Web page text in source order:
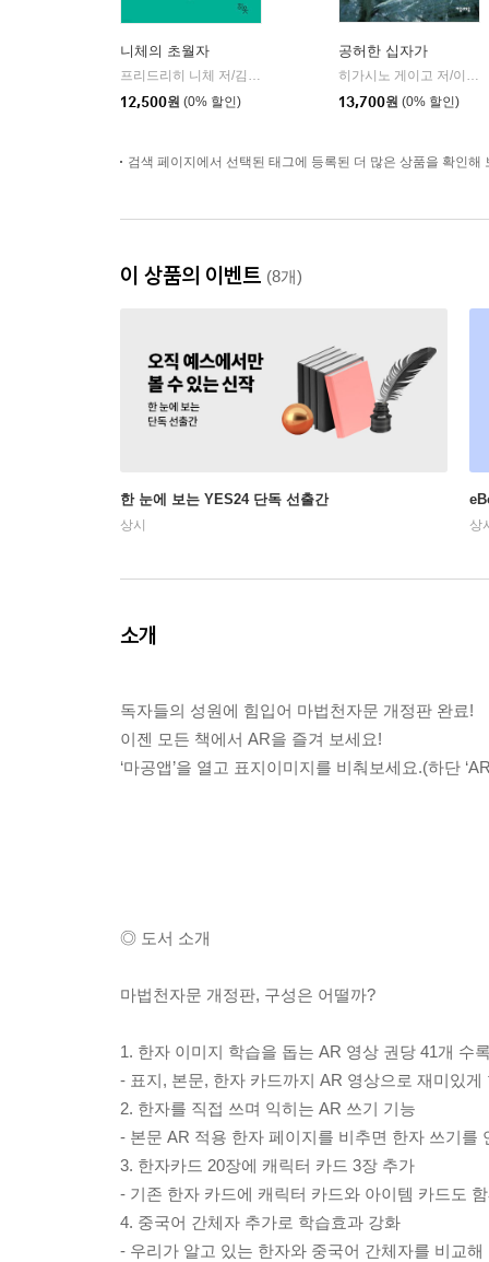
니체의 초월자
프리드리히 니체 저/김철 편역
12,500원 (0% 할인)
공허한 십자가
히가시노 게이고 저/이선희 역
13,700원 (0% 할인)
검색 페이지에서 선택된 태그에 등록된 더 많은 상품을 확인해
이 상품의 이벤트 (8개)
한 눈에 보는 YES24 단독 선출간
상시 상
소개
독자들의 성원에 힘입어 마법천자문 개정판 완료!
이젠 모든 책에서 AR을 즐겨 보세요!
‘마공앱’을 열고 표지이미지를 비춰보세요.(하단
◎ 도서 소개
마법천자문 개정판, 구성은 어떨까?
1. 한자 이미지 학습을 돕는 AR 영상 권당 41개 수
- 표지, 본문, 한자 카드까지 AR 영상으로 재미있게
2. 한자를 직접 쓰며 익히는 AR 쓰기 기능
- 본문 AR 적용 한자 페이지를 비추면 한자 쓰기를
3. 한자카드 20장에 캐릭터 카드 3장 추가
- 기존 한자 카드에 캐릭터 카드와 아이템 카드도
4. 중국어 간체자 추가로 학습효과 강화
- 우리가 알고 있는 한자와 중국어 간체자를 비교해